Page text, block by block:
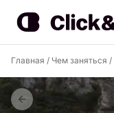
Главная / Чем заняться /